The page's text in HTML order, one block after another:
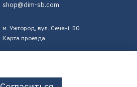
shop@dim-sb.com
м. Ужгород, вул. Сечені, 50
Карта проезда